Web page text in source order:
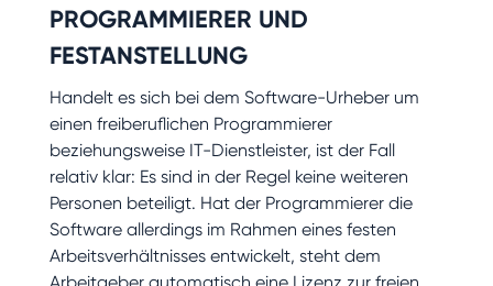
PROGRAMMIERER UND
FESTANSTELLUNG
Handelt es sich bei dem Software-Urheber um
einen freiberuflichen Programmierer
beziehungsweise IT-Dienstleister, ist der Fall
relativ klar: Es sind in der Regel keine weiteren
Personen beteiligt. Hat der Programmierer die
Software allerdings im Rahmen eines festen
Arbeitsverhältnisses entwickelt, steht dem